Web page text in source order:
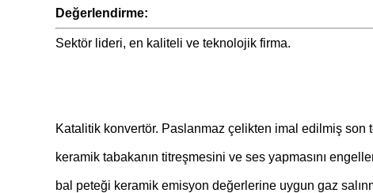
Değerlendirme:
Sektör lideri, en kaliteli ve teknolojik firma.
Katalitik konvertör. Paslanmaz çelikten imal edilmiş son
keramik tabakanın titreşmesini ve ses yapmasını
bal peteği keramik emisyon değerlerine uygun gaz